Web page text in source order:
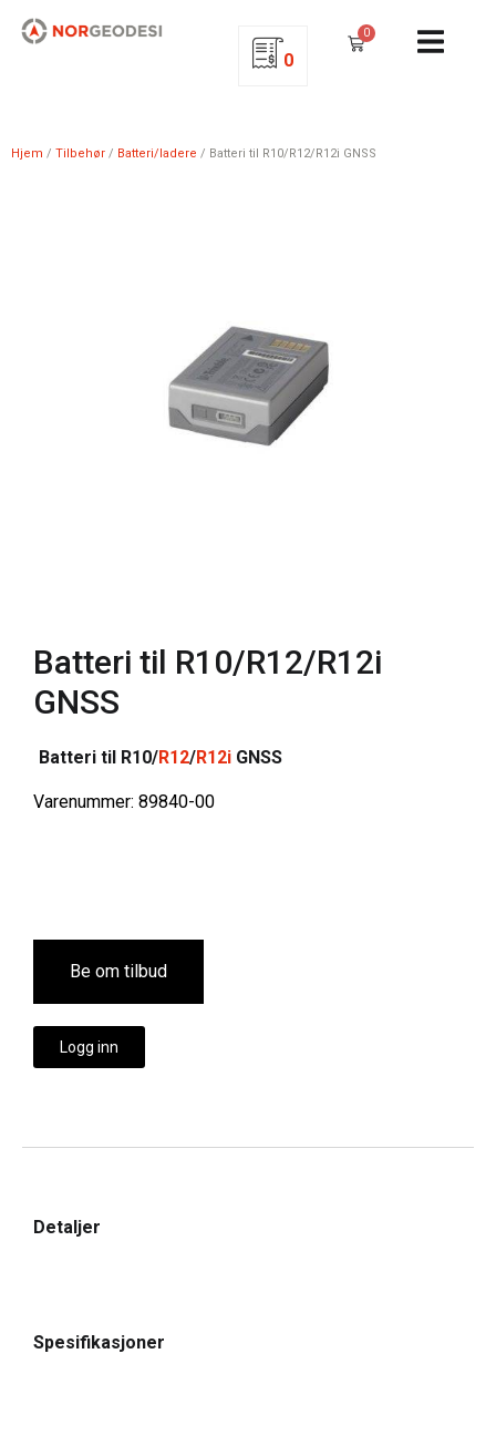
0
0
Hjem / Tilbehør / Batteri/ladere / Batteri til R10/R12/R12i GNSS
Batteri til R10/R12/R12i
GNSS
Batteri til R10/R12/R12i GNSS
Varenummer: 89840-00
Be om tilbud
Logg inn
Detaljer
Spesifikasjoner